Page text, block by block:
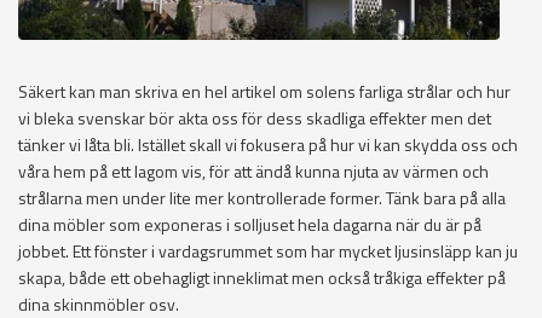
Säkert kan man skriva en hel artikel om solens farliga strålar och hur
vi bleka svenskar bör akta oss för dess skadliga effekter men det
tänker vi låta bli. Istället skall vi fokusera på hur vi kan skydda oss och
våra hem på ett lagom vis, för att ändå kunna njuta av värmen och
strålarna men under lite mer kontrollerade former. Tänk bara på alla
dina möbler som exponeras i solljuset hela dagarna när du är på
jobbet. Ett fönster i vardagsrummet som har mycket ljusinsläpp kan ju
skapa, både ett obehagligt inneklimat men också tråkiga effekter på
dina skinnmöbler osv.